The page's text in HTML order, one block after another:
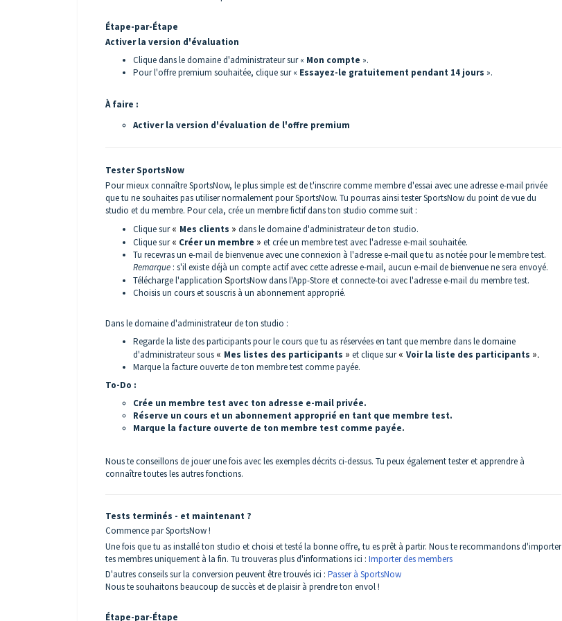
Étape-par-Étape
Activer la version d'évaluation
Clique dans le domaine d'administrateur sur « Mon compte ».
Pour l'offre premium souhaitée, clique sur « Essayez-le gratuitement pendant 14 jours ».
À faire :
Activer la version d'évaluation de l'offre premium
Tester SportsNow
Pour mieux connaître SportsNow, le plus simple est de t'inscrire comme membre d'essai avec une adresse e-mail privée
que tu ne souhaites pas utiliser normalement pour SportsNow. Tu pourras ainsi tester SportsNow du point de vue du
studio et du membre. Pour cela, crée un membre fictif dans ton studio comme suit :
Clique sur« Mes clients » dans le domaine d'administrateur de ton studio.
Clique sur« Créer un membre » et crée un membre test avec l'adresse e-mail souhaitée.
Tu recevras un e-mail de bienvenue avec une connexion à l'adresse e-mail que tu as notée pour le membre test.
Remarque : s'il existe déjà un compte actif avec cette adresse e-mail, aucun e-mail de bienvenue ne sera envoyé.
Télécharge l'application SportsNow dans l'App-Store et connecte-toi avec l'adresse e-mail du membre test.
Choisis un cours et souscris à un abonnement approprié.
Dans le domaine d'administrateur de ton studio :
Regarde la liste des participants pour le cours que tu as réservées en tant que membre dans le domaine
d'administrateur sous « Mes listes des participants » et clique sur« Voir la liste des participants ».
Marque la facture ouverte de ton membre test comme payée.
To-Do :
Crée un membre test avec ton adresse e-mail privée.
Réserve un cours et un abonnement approprié en tant que membre test.
Marque la facture ouverte de ton membre test comme payée.
Nous te conseillons de jouer une fois avec les exemples décrits ci-dessus. Tu peux également tester et apprendre à
connaître toutes les autres fonctions.
Tests terminés - et maintenant ?
Commence par SportsNow !
Une fois que tu as installé ton studio et choisi et testé la bonne offre, tu es prêt à partir. Nous te recommandons d'importer
tes membres uniquement à la fin. Tu trouveras plus d'informations ici : Importer des members
D'autres conseils sur la conversion peuvent être trouvés ici : Passer à SportsNow
Nous te souhaitons beaucoup de succès et de plaisir à prendre ton envol !
Étape-par-Étape